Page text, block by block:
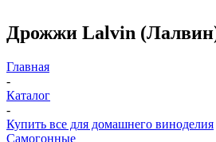
Дрожжи Lalvin (Лалвин)
Главная
-
Каталог
-
Купить все для домашнего виноделия
Самогонные